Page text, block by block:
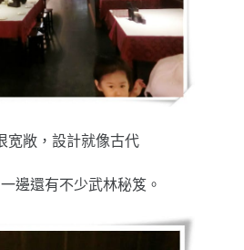
宽敞，設計就像古代
邊還有不少武林秘笈。